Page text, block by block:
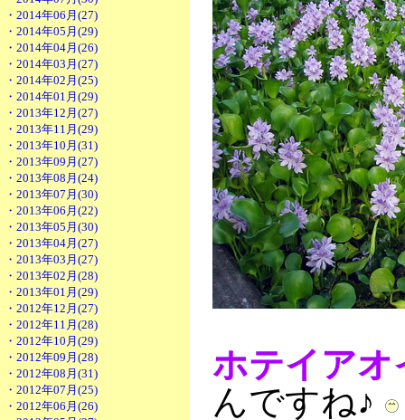
・2014年06月(27)
・2014年05月(29)
・2014年04月(26)
・2014年03月(27)
・2014年02月(25)
・2014年01月(29)
・2013年12月(27)
・2013年11月(29)
・2013年10月(31)
・2013年09月(27)
・2013年08月(24)
・2013年07月(30)
・2013年06月(22)
・2013年05月(30)
・2013年04月(27)
・2013年03月(27)
・2013年02月(28)
・2013年01月(29)
・2012年12月(27)
・2012年11月(28)
・2012年10月(29)
・2012年09月(28)
・2012年08月(31)
・2012年07月(25)
・2012年06月(26)
ホテイアオ
んですね♪